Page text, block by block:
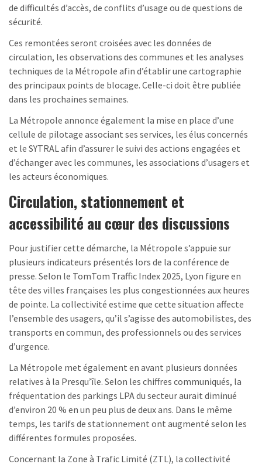
de difficultés d’accès, de conflits d’usage ou de questions de
sécurité.
Ces remontées seront croisées avec les données de
circulation, les observations des communes et les analyses
techniques de la Métropole afin d’établir une cartographie
des principaux points de blocage. Celle-ci doit être publiée
dans les prochaines semaines.
La Métropole annonce également la mise en place d’une
cellule de pilotage associant ses services, les élus concernés
et le SYTRAL afin d’assurer le suivi des actions engagées et
d’échanger avec les communes, les associations d’usagers et
les acteurs économiques.
Circulation, stationnement et
accessibilité au cœur des discussions
Pour justifier cette démarche, la Métropole s’appuie sur
plusieurs indicateurs présentés lors de la conférence de
presse. Selon le TomTom Traffic Index 2025, Lyon figure en
tête des villes françaises les plus congestionnées aux heures
de pointe. La collectivité estime que cette situation affecte
l’ensemble des usagers, qu’il s’agisse des automobilistes, des
transports en commun, des professionnels ou des services
d’urgence.
La Métropole met également en avant plusieurs données
relatives à la Presqu’île. Selon les chiffres communiqués, la
fréquentation des parkings LPA du secteur aurait diminué
d’environ 20 % en un peu plus de deux ans. Dans le même
temps, les tarifs de stationnement ont augmenté selon les
différentes formules proposées.
Concernant la Zone à Trafic Limité (ZTL), la collectivité